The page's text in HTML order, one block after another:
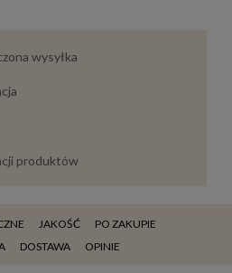
wysyłka
produktów
JAKOŚĆ
PO ZAKUPIE
DOSTAWA OPINIE